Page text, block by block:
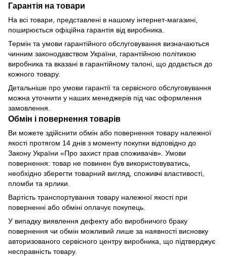
Гарантія на товари
На всі товари, представлені в нашому інтернет-магазині,
поширюється офіційна гарантія від виробника.
Термін та умови гарантійного обслуговування визначаються
чинним законодавством України, гарантійною політикою
виробника та вказані в гарантійному талоні, що додається до
кожного товару.
Детальніше про умови гарантії та сервісного обслуговування
можна уточнити у наших менеджерів під час оформлення
замовлення.
Обмін і повернення товарів
Ви можете здійснити обмін або повернення товару належної
якості протягом 14 днів з моменту покупки відповідно до
Закону України «Про захист прав споживачів». Умови
повернення: товар не повинен був використовуватись,
необхідно зберегти товарний вигляд, споживчі властивості,
пломби та ярлики.
Вартість транспортування товару належної якості при
поверненні або обміні оплачує покупець.
У випадку виявлення дефекту або виробничого браку
повернення чи обмін можливий лише за наявності висновку
авторизованого сервісного центру виробника, що підтверджує
несправність товару.